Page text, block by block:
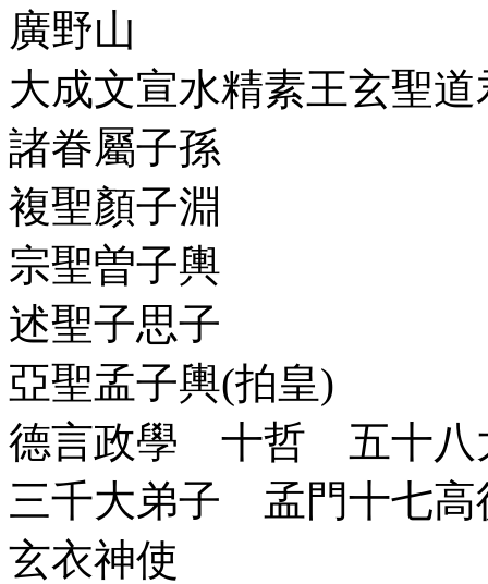
廣野山
大成文宣水精素王玄聖道
諸眷屬子孫
複聖顏子淵
宗聖曽子輿
述聖子思子
亞聖孟子輿(拍皇)
德言政學 十哲 五十八
三千大弟子 孟門十七高
玄衣神使